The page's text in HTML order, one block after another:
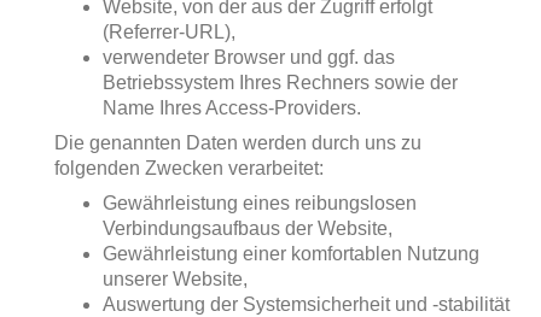
Website, von der aus der Zugriff erfolgt
(Referrer-URL),
verwendeter Browser und ggf. das
Betriebssystem Ihres Rechners sowie der
Name Ihres Access-Providers.
Die genannten Daten werden durch uns zu
folgenden Zwecken verarbeitet:
Gewährleistung eines reibungslosen
Verbindungsaufbaus der Website,
Gewährleistung einer komfortablen Nutzung
unserer Website,
Auswertung der Systemsicherheit und -stabilität